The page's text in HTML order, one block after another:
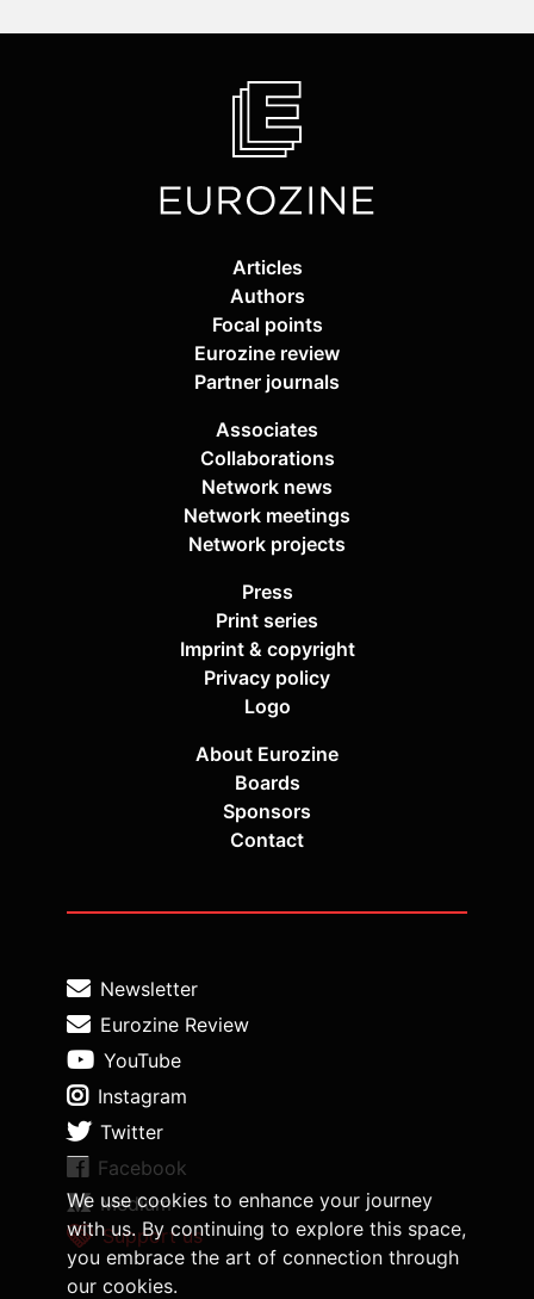
We use cookies to enhance your journey
with us. By continuing to explore this space,
you embrace the art of connection through
our cookies.
Articles
Authors
Focal points
Eurozine review
Partner journals
Associates
Collaborations
Network news
Network meetings
Network projects
Press
Print series
Imprint & copyright
Privacy policy
Logo
About Eurozine
Boards
Sponsors
Contact
Newsletter
Eurozine Review
YouTube
Instagram
Twitter
Facebook
Medium
Support us